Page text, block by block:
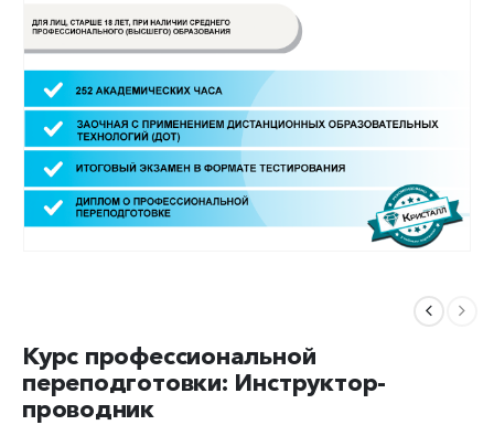
Курс профессиональной
переподготовки: Инструктор-
проводник